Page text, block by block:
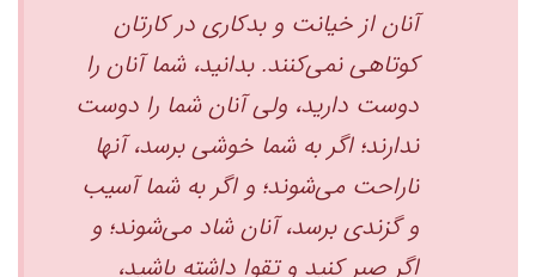
آنان از خیانت و بدکاری در کارتان
کوتاهی نمی‌کنند. بدانید، شما آنان را
دوست دارید، ولی آنان شما را دوست
ندارند؛ اگر به شما خوشی برسد، آنها
ناراحت می‌شوند؛ و اگر به شما آسیب
و گزندی برسد، آنان شاد می‌شوند؛ و
اگر صبر کنید و تقوا داشته باشید،